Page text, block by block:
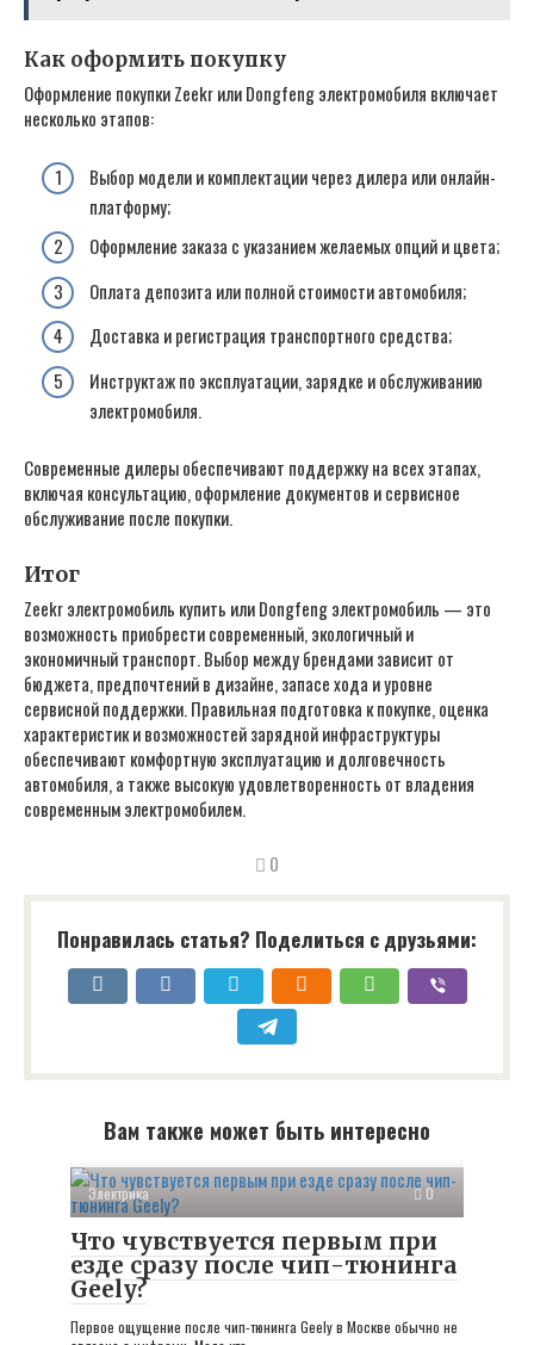
Как оформить покупку
Оформление покупки Zeekr или Dongfeng электромобиля включает
несколько этапов:
Выбор модели и комплектации через дилера или онлайн-
платформу;
Оформление заказа с указанием желаемых опций и цвета;
Оплата депозита или полной стоимости автомобиля;
Доставка и регистрация транспортного средства;
Инструктаж по эксплуатации, зарядке и обслуживанию
электромобиля.
Современные дилеры обеспечивают поддержку на всех этапах,
включая консультацию, оформление документов и сервисное
обслуживание после покупки.
Итог
Zeekr электромобиль купить или Dongfeng электромобиль — это
возможность приобрести современный, экологичный и
экономичный транспорт. Выбор между брендами зависит от
бюджета, предпочтений в дизайне, запасе хода и уровне
сервисной поддержки. Правильная подготовка к покупке, оценка
характеристик и возможностей зарядной инфраструктуры
обеспечивают комфортную эксплуатацию и долговечность
автомобиля, а также высокую удовлетворенность от владения
современным электромобилем.
0
Понравилась статья? Поделиться с друзьями:
Вам также может быть интересно
Электрика 0
Что чувствуется первым при
езде сразу после чип-тюнинга
Geely?
Первое ощущение после чип-тюнинга Geely в Москве обычно не